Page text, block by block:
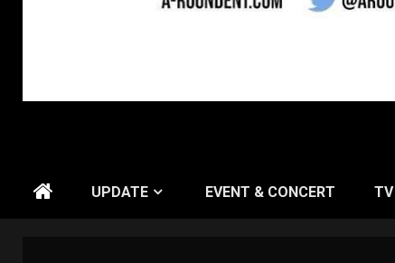
UPDATE EVENT & CONCERT